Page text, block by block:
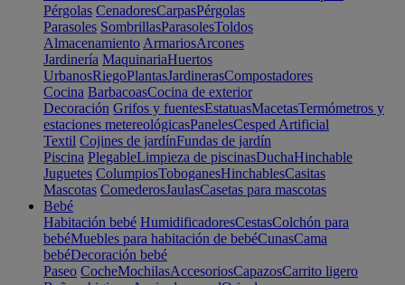
Pérgolas CenadoresCarpasPérgolas
Parasoles SombrillasParasolesToldos
Almacenamiento ArmariosArcones
Jardinería MaquinariaHuertos
UrbanosRiegoPlantasJardinerasCompostadores
Cocina BarbacoasCocina de exterior
Decoración Grifos y fuentesEstatuasMacetasTermómetros y
estaciones metereológicasPanelesCesped Artificial
Textil Cojines de jardínFundas de jardín
Piscina PlegableLimpieza de piscinasDuchaHinchable
Juguetes ColumpiosToboganesHinchablesCasitas
Mascotas ComederosJaulasCasetas para mascotas
Bebé
Habitación bebé HumidificadoresCestasColchón para
bebéMuebles para habitación de bebéCunasCama
bebéDecoración bebé
Paseo CocheMochilasAccesoriosCapazosCarrito ligero